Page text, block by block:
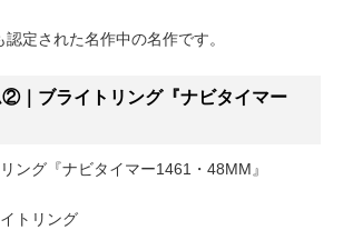
定された名作中の名作です。
｜ブライトリング『ナビタイマー
ング『ナビタイマー1461・48MM』
トリング